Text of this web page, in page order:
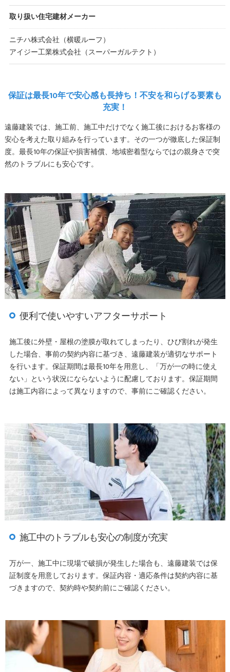
取り扱い住宅建材メーカー
ニチハ株式会社（横暖ルーフ）
アイジー工業株式会社（スーパーガルテクト）
保証は最長10年で安心感も長持ち！不安を和らげる要素も
充実！
遠藤建装では、施工前、施工中だけでなく施工後におけるお客様の
安心を考えた取り組みを行っています。その一つが徹底した保証制
度。最長10年の保証や損害補償、地域密着型ならではの親身さで突
然のトラブルにも安心です。
便利で使いやすいアフターサポート
施工後に外壁・屋根の塗膜が取れてしまったり、ひび割れが発生
した場合、事前の契約内容に基づき、遠藤建装が適切なサポート
を行います。保証期間は最長10年を用意し、「万が一の時に使え
ない」という状況にならないように配慮しております。保証期間
は施工内容によって異なりますので、事前にご確認ください。
施工中のトラブルも安心の制度が充実
万が一、施工中に現場で破損が発生した場合も、遠藤建装では保
証制度を用意しております。保証内容・適応条件は契約内容に基
づきますので、契約時や契約前にご確認ください。